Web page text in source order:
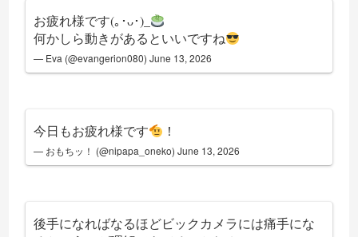
お疲れ様です(｡･ᴗ･)_
何かしら動きがあるといいですね
— Eva (@evangerion080)June 13, 2026
今日もお疲れ様です ！
— おもちッ！ (@nipapa_oneko)June 13, 2026
後手になればなるほどビックカメラには痛手にな